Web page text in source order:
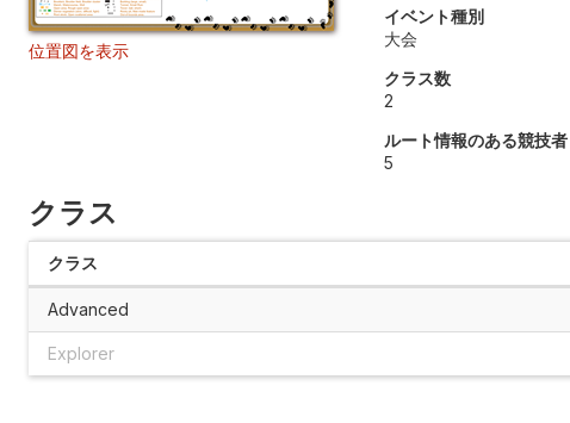
位置図を表示
イベント種別
大会
クラス数
2
ルート情報のある競技者
5
クラス
クラス
Advanced
Explorer